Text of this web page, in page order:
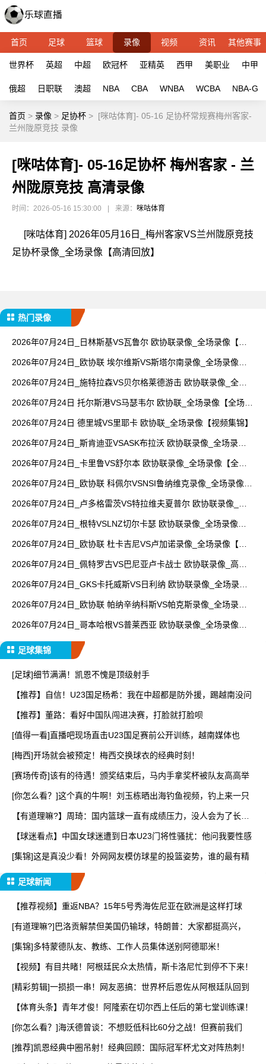
首页 足球 篮球 录像 视频 资讯 其他赛事
世界杯 英超 中超 欧冠杯 亚精英 西甲 美职业 中甲
俄超 日职联 澳超 NBA CBA WNBA WCBA NBA-G
首页 > 录像 > 足协杯 > [咪咕体育]- 05-16 足协杯常规赛梅州客家-
兰州陇原竞技 录像
[咪咕体育]- 05-16足协杯 梅州客家 - 兰
州陇原竞技 高清录像
时间：2026-05-16 15:30:00 来源： 咪咕体育
[咪咕体育] 2026年05月16日_梅州客家VS兰州陇原竞技
足协杯录像_全场录像【高清回放】
热门录像
2026年07月24日_日林斯基VS瓦鲁尔 欧协联录像_全场录像【全
2026年07月24日_欧协联 埃尔维斯VS斯塔尔南录像_全场录像
2026年07月24日_施特拉森VS贝尔格莱德游击 欧协联录像_全场
2026年07月24日 托尔斯港VS马瑟韦尔 欧协联_全场录像【全场回
2026年07月24日 德里城VS里耶卡 欧协联_全场录像【视频集锦】
2026年07月24日_斯肯迪亚VSASK布拉沃 欧协联录像_全场录像
2026年07月24日_卡里鲁VS舒尔本 欧协联录像_全场录像【全场
2026年07月24日_欧协联 科佩尔VSNSI鲁纳维克录像_全场录像
2026年07月24日_卢多格雷茨VS特拉维夫夏普尔 欧协联录像_高
2026年07月24日_根特VSLNZ切尔卡瑟 欧协联录像_全场录像
2026年07月24日_欧协联 杜卡吉尼VS卢加诺录像_全场录像【全
2026年07月24日_佩特罗古VS巴尼亚卢卡战士 欧协联录像_高清
2026年07月24日_GKS卡托威斯VS日利纳 欧协联录像_全场录像
2026年07月24日_欧协联 帕纳辛纳科斯VS帕克斯录像_全场录像
2026年07月24日_哥本哈根VS普莱西亚 欧协联录像_全场录像
足球集锦
[足球]细节满满！凯恩不愧是顶级射手
【推荐】自信！U23国足杨希：我在中超都是防外援，踢越南没问
【推荐】董路：看好中国队闯进决赛，打脸就打脸呗
[值得一看]直播吧现场直击U23国足赛前公开训练，越南媒体也
[梅西]开场就会被预定！梅西交换球衣的经典时刻！
[赛场传奇]该有的待遇！颁奖结束后，马内手拿奖杯被队友高高举
[你怎么看？]这个真的牛啊！刘玉栋晒出海钓鱼视频，钓上来一只
【有道理嘛?】周琦：国内篮球一直有成绩压力，没人会为了长远
【球迷看点】中国女球迷遭到日本U23门将性骚扰：他问我要性感
[集锦]这是真没少看！外网网友模仿球星的投篮姿势，谁的最有精
足球新闻
【推荐视频】重返NBA？15年5号秀海佐尼亚在欧洲是这样打球
[有道理嘛?]巴洛贡解禁但美国仍输球，特朗普：大家都挺高兴，
[集锦]多特蒙德队友、教练、工作人员集体送别阿德耶米！
【视频】有目共睹！阿根廷民众太热情，斯卡洛尼忙到停不下来！
[精彩剪辑]一损损一串！网友恶搞：世界杯后恩佐从阿根廷队回到
【体育头条】青年才俊！阿隆索在切尔西上任后的第七堂训练课！
[你怎么看？]海沃德曾谈：不想贬低科比60分之战！但赛前我们
[推荐]凯恩经典中圈吊射！经典回顾：国际冠军杯尤文对阵热刺！